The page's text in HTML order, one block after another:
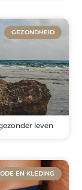
GEZONDHEID
leven
EN KLEDING